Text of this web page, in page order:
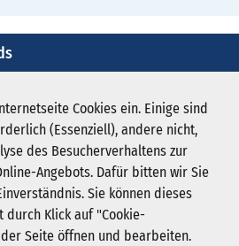
Cookies ein. Einige sind
(Essenziell), andere nicht,
des Besucherverhaltens zur
Angebots. Dafür bitten wir Sie
Sie können dieses
Klick auf "Cookie-
Seite öffnen und bearbeiten.
2.0-1.jpg